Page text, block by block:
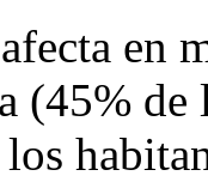
en
(45%